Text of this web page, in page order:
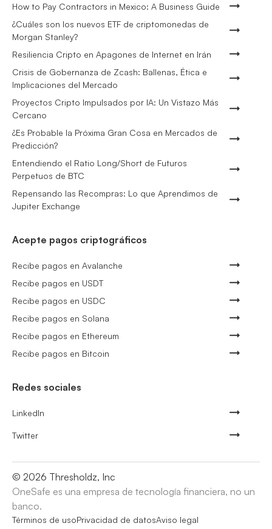
How to Pay Contractors in Mexico: A Business Guide
¿Cuáles son los nuevos ETF de criptomonedas de
Morgan Stanley?
Resiliencia Cripto en Apagones de Internet en Irán
Crisis de Gobernanza de Zcash: Ballenas, Ética e
Implicaciones del Mercado
Proyectos Cripto Impulsados por IA: Un Vistazo Más
Cercano
¿Es Probable la Próxima Gran Cosa en Mercados de
Predicción?
Entendiendo el Ratio Long/Short de Futuros
Perpetuos de BTC
Repensando las Recompras: Lo que Aprendimos de
Jupiter Exchange
Acepte pagos criptográficos
Recibe pagos en Avalanche
Recibe pagos en USDT
Recibe pagos en USDC
Recibe pagos en Solana
Recibe pagos en Ethereum
Recibe pagos en Bitcoin
Redes sociales
LinkedIn
Twitter
© 2026 Thresholdz, Inc
OneSafe es una empresa de tecnología financiera, no un
banco.
Términos de usoPrivacidad de datosAviso legal